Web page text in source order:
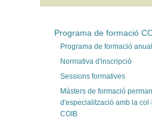
Programa de formació
Programa de formació anual
Normativa d'inscripció
Sessions formatives
Màsters de formació
d'especialització amb la
COIB